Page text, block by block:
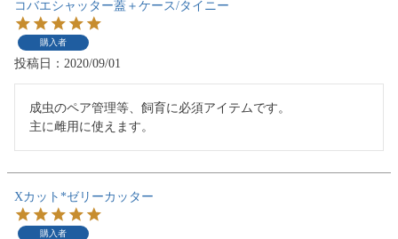
コバエシャッター蓋＋ケース/タイニー
購入者
投稿日 2020/09/01
成虫のペア管理等、飼育に必須アイテムです。
主に雌用に使えます。
Xカット*ゼリーカッター
購入者